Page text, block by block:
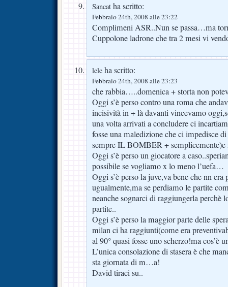
Sancat ha scritto:
Febbraio 24th, 2008 alle 23:22
Complimeni ASR..Nun se passa…ma
Cuppolone ladrone che tra 2 mesi vi
lele ha scritto:
Febbraio 24th, 2008 alle 23:23
che rabbia…..domenica + storta non
Oggi s’è perso contro una roma che
incisività in + là davanti vincevamo
una volta arrivati a concludere ci
fosse una maledizione che ci impedisce
sempre IL BOMBER + semplicemente)e
Oggi s’è perso un giocatore a
possibile se vogliamo x lo meno l’uefa…
Oggi s’è perso la juve,va bene che nn
ugualmente,ma se perdiamo le partite
neanche sognarci di raggiungerla perchè
partite..
Oggi s’è perso la maggior parte delle
milan ci ha raggiunti(come era
al 90° quasi fosse uno scherzo!ma cos’è
L’unica consolazione di stasera è che
sta giornata di m…a!
David tiraci su..